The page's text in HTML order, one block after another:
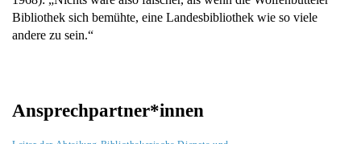
Bibliothek sich bemühte, eine Landesbibliothek wie so viele
andere zu sein.“
Ansprechpartner*innen